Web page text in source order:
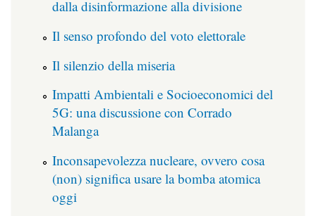
dalla disinformazione alla divisione
Il senso profondo del voto elettorale
Il silenzio della miseria
Impatti Ambientali e Socioeconomici del
5G: una discussione con Corrado
Malanga
Inconsapevolezza nucleare, ovvero cosa
(non) significa usare la bomba atomica
oggi